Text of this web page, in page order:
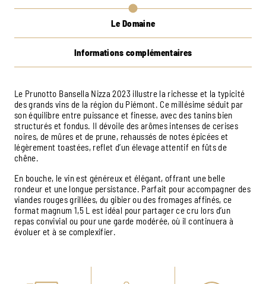
Le Domaine
Informations complémentaires
Le Prunotto Bansella Nizza 2023 illustre la richesse et la typicité
des grands vins de la région du Piémont. Ce millésime séduit par
son équilibre entre puissance et finesse, avec des tanins bien
structurés et fondus. Il dévoile des arômes intenses de cerises
noires, de mûres et de prune, rehaussés de notes épicées et
légèrement toastées, reflet d’un élevage attentif en fûts de
chêne.
En bouche, le vin est généreux et élégant, offrant une belle
rondeur et une longue persistance. Parfait pour accompagner des
viandes rouges grillées, du gibier ou des fromages affinés, ce
format magnum 1,5 L est idéal pour partager ce cru lors d’un
repas convivial ou pour une garde modérée, où il continuera à
évoluer et à se complexifier.